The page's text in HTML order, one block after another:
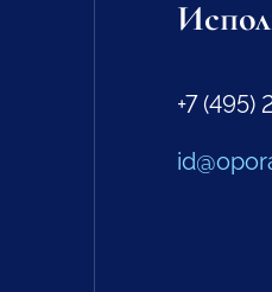
+7 (495)